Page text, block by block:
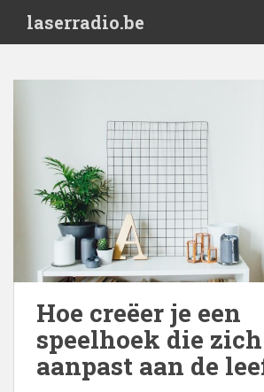
i
laserradio.be
Hoe creëer je een
speelhoek die zich
aanpast aan de